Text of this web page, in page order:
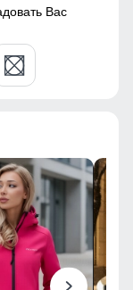
44
124
126
стеганная
Вас